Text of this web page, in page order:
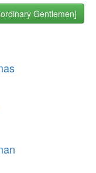
Gentlemen]